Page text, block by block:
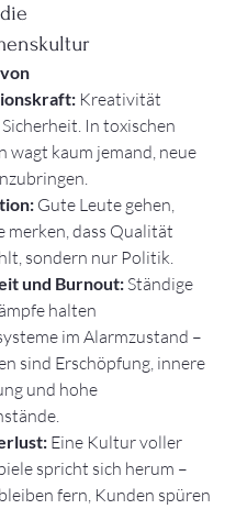
Kreativität
In toxischen
wagt kaum jemand, neue
Gute Leute gehen,
merken, dass Qualität
sondern nur Politik.
und Burnout: Ständige
halten
im Alarmzustand –
sind Erschöpfung, innere
und hohe
Eine Kultur voller
spricht sich herum –
fern, Kunden spüren